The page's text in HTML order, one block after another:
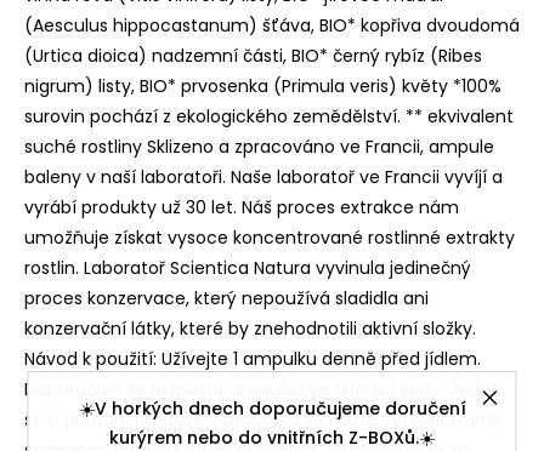
☀️V horkých dnech doporučujeme doručení
kurýrem nebo do vnitřních Z-BOXů.☀️
(Aesculus hippocastanum) šťáva, BIO* kopřiva dvoudomá
(Urtica dioica) nadzemní části, BIO* černý rybíz (Ribes
nigrum) listy, BIO* prvosenka (Primula veris) květy *100%
surovin pochází z ekologického zemědělství. ** ekvivalent
suché rostliny Sklizeno a zpracováno ve Francii, ampule
baleny v naší laboratoři. Naše laboratoř ve Francii vyvíjí a
vyrábí produkty už 30 let. Náš proces extrakce nám
umožňuje získat vysoce koncentrované rostlinné extrakty
rostlin. Laboratoř Scientica Natura vyvinula jedinečný
proces konzervace, který nepoužívá sladidla ani
konzervační látky, které by znehodnotili aktivní složky.
Návod k použití: Užívejte 1 ampulku denně před jídlem.
Doporučuje se rozpustit ampulku ve sklenici vody. Jedná
se o přírodní produkt, v produktu se může vytvořit mírný